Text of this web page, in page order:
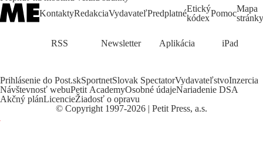
KontaktyRedakciaVydavateľPredplatnéEtický
kódexPomocMapa
stránky
RSS Newsletter Aplikácia iPad
Prihlásenie do Post.skSportnetSlovak SpectatorVydavateľstvoInzercia
Návštevnosť webuPetit AcademyOsobné údajeNariadenie DSA
Akčný plánLicencieŽiadosť o opravu
© Copyright 1997-2026 | Petit Press, a.s.